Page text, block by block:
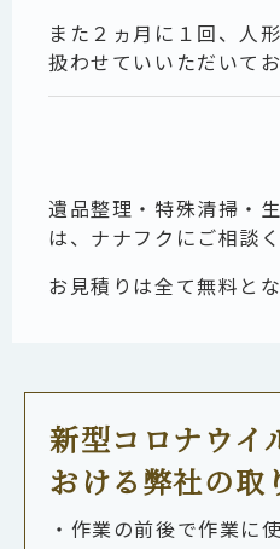
また２ヵ月に１回、人
扱わせていいただいてお
遺品整理・特殊清掃・
は、ナナフクにご相談く
お見積りは全て無料とな
新型コロナウイ
おける弊社の取
・作業の前後で作業に